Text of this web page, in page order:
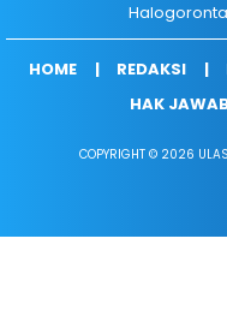
HOME REDAKSI
HAK
COPYRIGHT © 2026